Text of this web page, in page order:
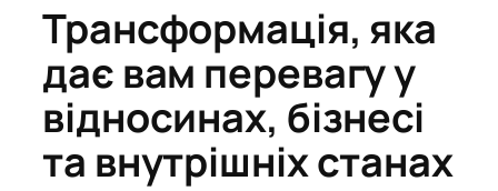
Трансформація, яка
дає вам перевагу у
відносинах, бізнесі
та внутрішніх станах